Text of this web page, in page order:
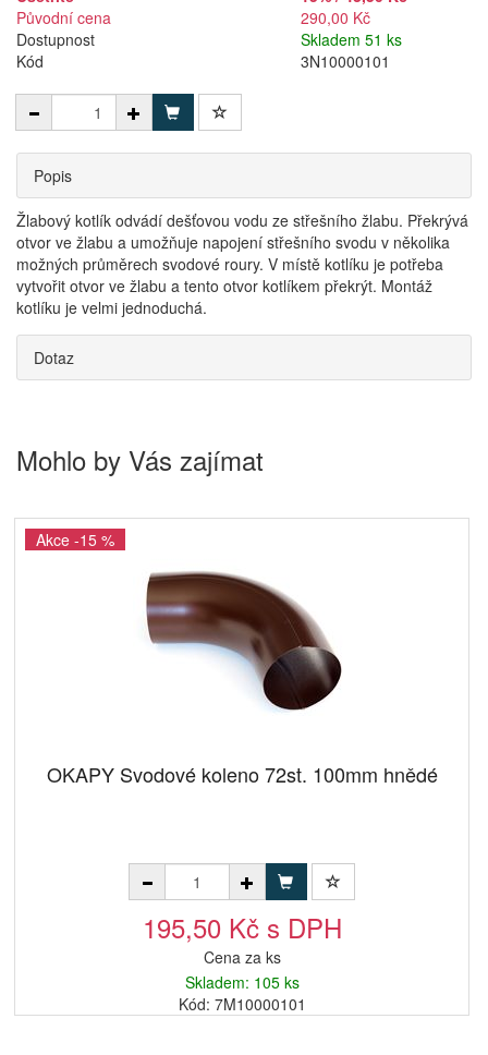
Původní cena
290,00 Kč
Dostupnost
Skladem 51 ks
Kód
3N10000101
Popis
Žlabový kotlík odvádí dešťovou vodu ze střešního žlabu. Překrývá
otvor ve žlabu a umožňuje napojení střešního svodu v několika
možných průměrech svodové roury. V místě kotlíku je potřeba
vytvořit otvor ve žlabu a tento otvor kotlíkem překrýt. Montáž
kotlíku je velmi jednoduchá.
Dotaz
Mohlo by Vás zajímat
Akce -15 %
OKAPY Svodové koleno 72st. 100mm hnědé
195,50 Kč s DPH
Cena za ks
Skladem: 105 ks
Kód: 7M10000101